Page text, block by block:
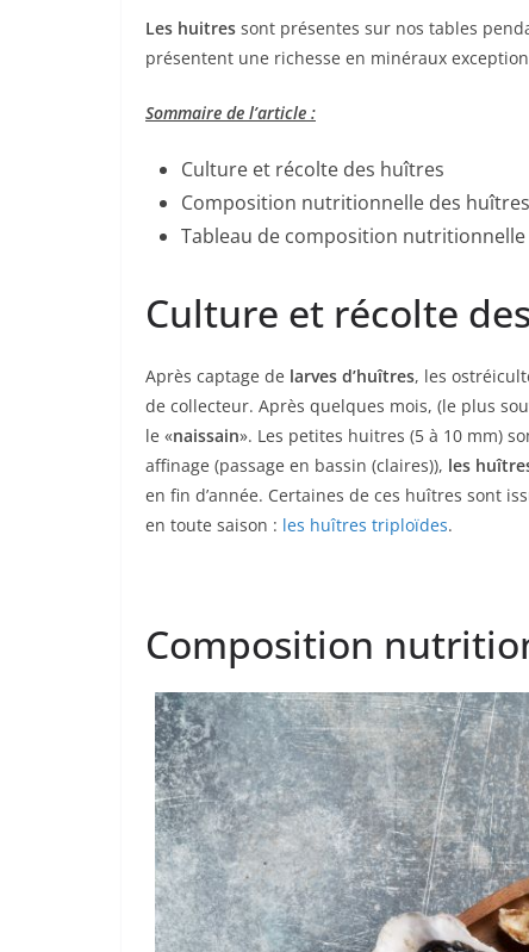
Les huitres sont présentes sur nos tables
présentent une richesse en minéraux
Sommaire de l’article :
Culture et récolte des huîtres
Composition nutritionnelle des huîtres
Tableau de composition
Culture et récolte
Après captage de larves d’huîtres, les
de collecteur. Après quelques mois, (le plus
le «naissain». Les petites huitres (5 à 10 mm)
affinage (passage en bassin (claires)), les
en fin d’année. Certaines de ces huîtres sont
en toute saison : les huîtres triploïdes.
Composition